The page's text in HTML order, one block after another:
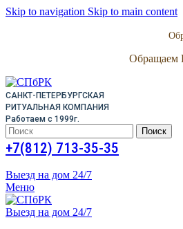
Skip to navigation Skip to main content
Обращаем
САНКТ-ПЕТЕРБУРГСКАЯ
РИТУАЛЬНАЯ КОМПАНИЯ
Работаем с 1999г.
Поиск
+7(812) 713-35-35
Выезд на дом 24/7
Меню
Выезд на дом 24/7